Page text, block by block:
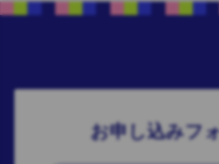
お申し込みフ